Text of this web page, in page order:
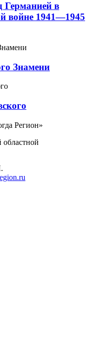
Германией в
войне 1941—1945
Знамени
Регион»